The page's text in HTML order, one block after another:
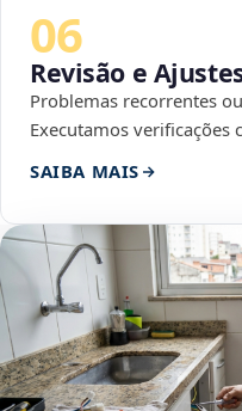
06
Revisão e
Problemas recorrentes
Executamos verificações
SAIBA MAIS